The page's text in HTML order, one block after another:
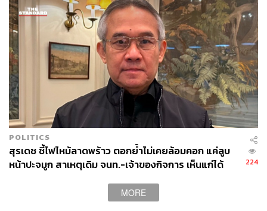
POLITICS
สุรเดช ชี้ไฟไหม้ลาดพร้าว ตอกย้ำไม่เคยล้อมคอก แค่ลูบ
หน้าปะจมูก สาเหตุเดิม จนท.-เจ้าของกิจการ เห็นแก่ได้
224
MORE